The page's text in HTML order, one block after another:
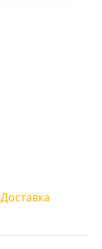
Доставка